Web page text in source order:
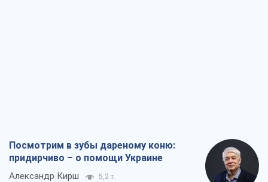
Посмотрим в зубы дареному коню:
придирчиво – о помощи Украине
Александр Кирш 5,2 т.